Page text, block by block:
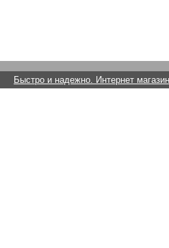
Быстро и надежно. Интернет